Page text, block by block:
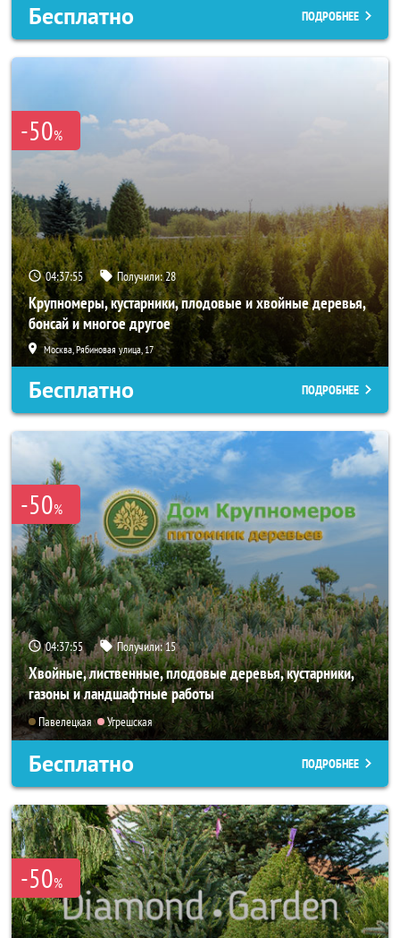
Бесплатно ПОДРОБНЕЕ
-50%
04:37:55 Получили:28
Крупномеры, кустарники, плодовые и хвойные деревья,
бонсай и многое другое
Москва, Рябиновая улица, 17
Бесплатно ПОДРОБНЕЕ
-50%
04:37:55 Получили:15
Хвойные, лиственные, плодовые деревья, кустарники,
газоны и ландшафтные работы
Павелецкая Угрешская
Бесплатно ПОДРОБНЕЕ
-50%